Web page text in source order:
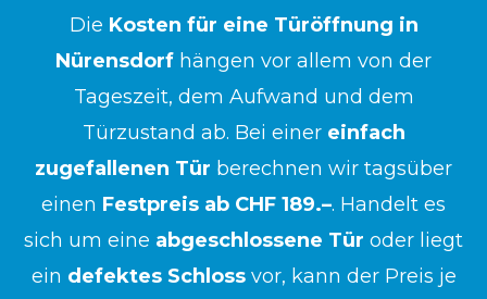
Die Kosten für eine Türöffnung in
Nürensdorf hängen vor allem von der
Tageszeit, dem Aufwand und dem
Türzustand ab. Bei einer einfach
zugefallenen Tür berechnen wir tagsüber
einen Festpreis ab CHF 189.–. Handelt es
sich um eine abgeschlossene Tür oder liegt
ein defektes Schlossvor, kann der Preis je